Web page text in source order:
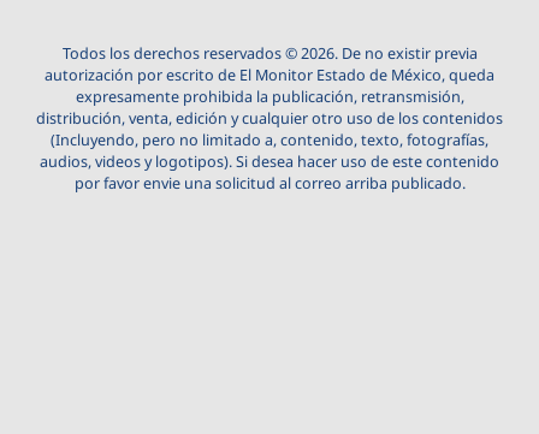
Todos los derechos reservados © 2026. De no existir previa
autorización por escrito de El Monitor Estado de México, queda
expresamente prohibida la publicación, retransmisión,
distribución, venta, edición y cualquier otro uso de los contenidos
(Incluyendo, pero no limitado a, contenido, texto, fotografías,
audios, videos y logotipos). Si desea hacer uso de este contenido
por favor envie una solicitud al correo arriba publicado.